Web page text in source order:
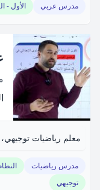
مدرس عربي الأول -
مدرس رياضيات
توجيهي